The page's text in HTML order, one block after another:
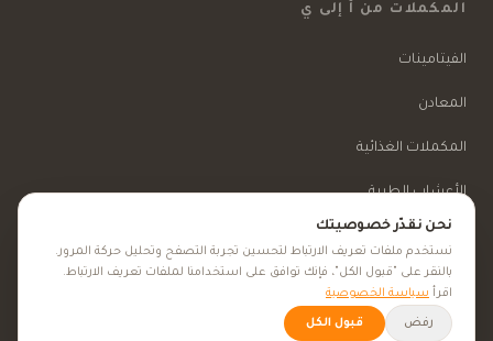
المكملات من أ إلى ي
الفيتامينات
المعادن
المكملات الغذائية
الأعشاب الطبية
الجمال والعناية
الأهداف الصحية
نحن نقدّر خصوصيتك
نستخدم ملفات تعريف الارتباط لتحسين تجربة التصفح وتحليل حركة المرور.
بالنقر على "قبول الكل"، فإنك توافق على استخدامنا لملفات تعريف الارتباط.
اقرأ سياسة الخصوصية
رفض قبول الكل